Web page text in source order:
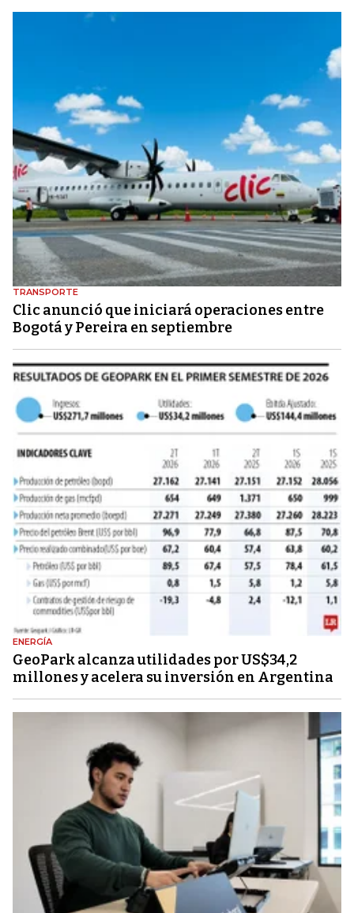
TRANSPORTE
Clic anunció que iniciará operaciones entre
Bogotá y Pereira en septiembre
ENERGÍA
GeoPark alcanza utilidades por US$34,2
millones y acelera su inversión en Argentina